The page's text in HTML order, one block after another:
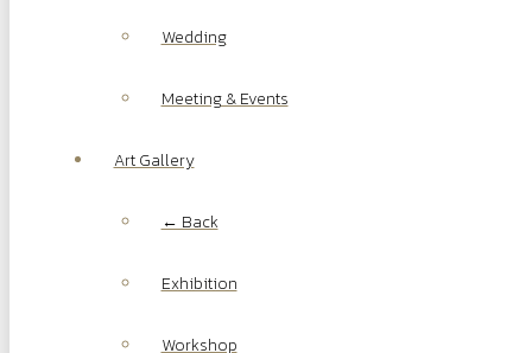
Wedding
Meeting & Events
Art Gallery
← Back
Exhibition
Workshop